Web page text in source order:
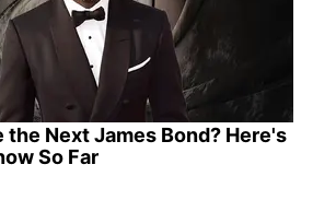
the Next James Bond? Here's
So Far